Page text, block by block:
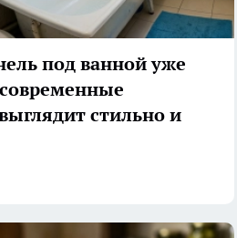
под ванной уже
стильно и